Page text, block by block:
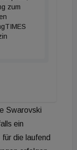
war bisher
für das
Swarovski
ein
die laufend
zum